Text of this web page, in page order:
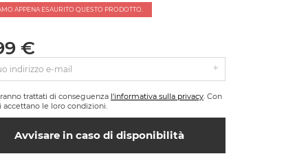
APPENA ESAURITO QUESTO PRODOTTO.
€
indirizzo e-mail
trattati di conseguenza l'informativa sulla privacy. Con
accettano le loro condizioni.
Avvisare in caso di disponibilità